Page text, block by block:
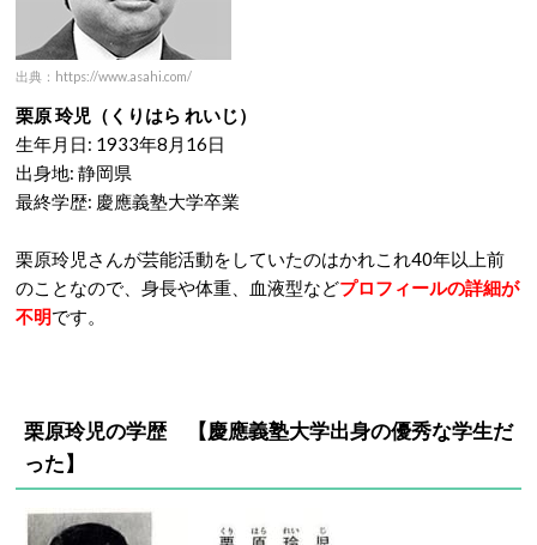
出典：https://www.asahi.com/
栗原 玲児（くりはら れいじ）
生年月日: 1933年8月16日
出身地: 静岡県
最終学歴: 慶應義塾大学卒業
栗原玲児さんが芸能活動をしていたのはかれこれ40年以上前
のことなので、身長や体重、血液型などプロフィールの詳細が
不明です。
栗原玲児の学歴 【慶應義塾大学出身の優秀な学生だ
った】